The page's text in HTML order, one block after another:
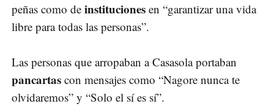
peñas como de instituciones en “garantizar una vida
libre para todas las personas”.
Las personas que arropaban a Casasola portaban
pancartas con mensajes como “Nagore nunca te
olvidaremos” y “Solo el sí es sí”.